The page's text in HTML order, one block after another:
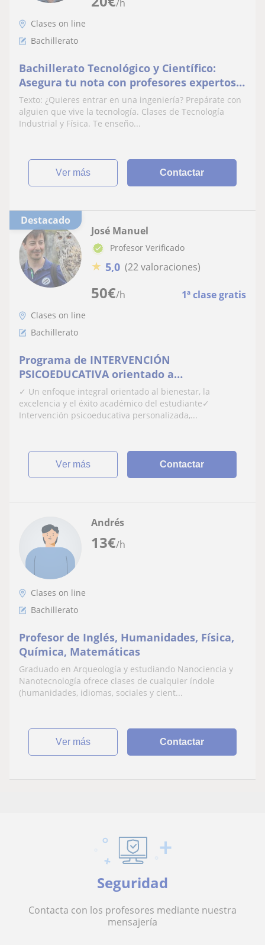
/h
Clases on line
Bachillerato
Bachillerato Tecnológico y Científico:
Asegura tu nota con profesores expertos
en ingenieria
Texto: ¿Quieres entrar en una ingeniería? Prepárate con
alguien que vive la tecnología. Clases de Tecnología
Industrial y Física. Te enseño...
ver más Contactar
Destacado
50€/h 1ª clase gratis
José Manuel
Profesor Verificado
★ 5,0 (22 valoraciones)
Clases on line
Bachillerato
Programa de INTERVENCIÓN
PSICOEDUCATIVA orientado a
optimización del rendimiento académico,
mejora de la motivación y adquisición de
estrategias de aprendizaje en
EDUCACIÓN
✓ Un enfoque integral orientado al bienestar, la
excelencia y el éxito académico del estudiante✓
Intervención psicoeducativa personalizada,...
ver más Contactar
13€/h
Andrés
Clases on line
Bachillerato
Profesor de Inglés, Humanidades, Física,
Química, Matemáticas
Graduado en Arqueología y estudiando Nanociencia y
Nanotecnología ofrece clases de cualquier índole
(humanidades, idiomas, sociales y cient...
ver más Contactar
Seguridad
Contacta con los profesores mediante nuestra
mensajería